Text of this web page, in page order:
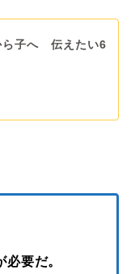
ら子へ 伝えたい6
要だ。
書評